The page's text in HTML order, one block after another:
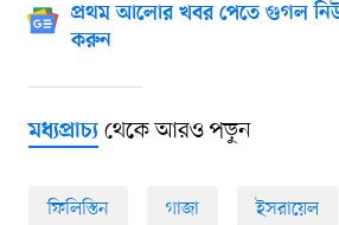
প্রথম আলোর খবর পেতে গুগল
করুন
মধ্যপ্রাচ্যথেকে আরও পড়ুন
ফিলিস্তিন গাজা ইসরায়েল